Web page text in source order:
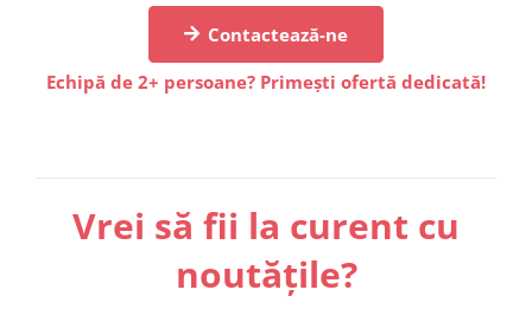
Contactează-ne
Echipă de 2+ persoane? Primești ofertă dedicată!
Vrei să fii la curent cu
noutățile?